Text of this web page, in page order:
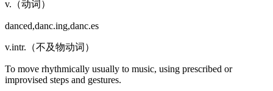
v.（动词）
danced,danc.ing,danc.es
v.intr.（不及物动词）
To move rhythmically usually to music, using prescribed or
improvised steps and gestures.